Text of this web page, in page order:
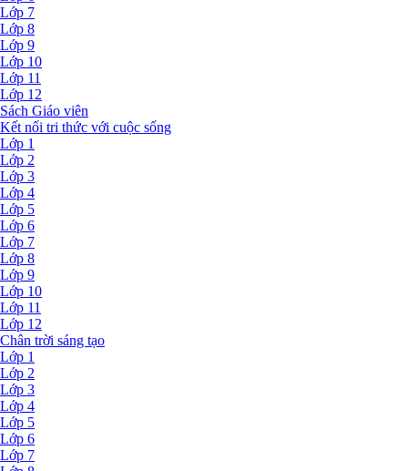
Lớp 7
Lớp 8
Lớp 9
Lớp 10
Lớp 11
Lớp 12
Sách Giáo viên
Kết nối tri thức với cuộc sống
Lớp 1
Lớp 2
Lớp 3
Lớp 4
Lớp 5
Lớp 6
Lớp 7
Lớp 8
Lớp 9
Lớp 10
Lớp 11
Lớp 12
Chân trời sáng tạo
Lớp 1
Lớp 2
Lớp 3
Lớp 4
Lớp 5
Lớp 6
Lớp 7